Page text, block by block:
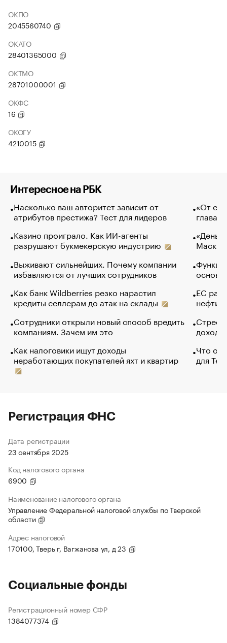
ОКПО
2045560740
ОКАТО
28401365000
ОКТМО
28701000001
ОКФС
16
ОКОГУ
4210015
Интересное на РБК
Насколько ваш авторитет зависит от
атрибутов престижа? Тест для лидеров
Казино проиграло. Как ИИ-агенты
разрушают букмекерскую индустрию
Выживают сильнейших. Почему компании
избавляются от лучших сотрудников
Как банк Wildberries резко нарастил
кредиты селлерам до атак на склады
Сотрудники открыли новый способ вредить
компаниям. Зачем им это
Как налоговики ищут доходы
неработающих покупателей яхт и квартир
«От
глава
Маск в
основ
ЕС
нефти
Что
для
Регистрация ФНС
Дата регистрации
23 сентября 2025
Код налогового органа
6900
Наименование налогового органа
Управление Федеральной налоговой службы по Тверской
области
Адрес налоговой
170100, Тверь г, Вагжанова ул, д 23
Социальные фонды
Регистрационный номер СФР
1384077374